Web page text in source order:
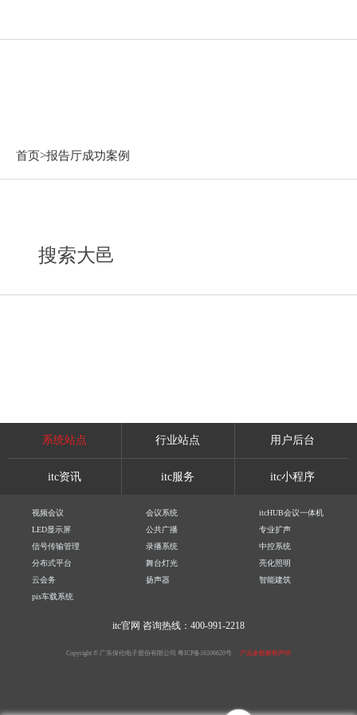
首页>报告厅成功案例
搜索大邑
系统站点 行业站点 用户后台
itc资讯 itc服务 itc小程序
视频会议 会议系统
itcHUB会议一体机
LED显示屏
公共广播
专业扩声
信号传输管理
录播系统
中控系统
分布式平台
舞台灯光
亮化照明
云会务
扬声器
智能建筑
pis车载系统
itc官网 咨询热线：400-991-2218
Copyright © 广东保伦电子股份有限公司 粤ICP备16106620号 产品参数解释声明